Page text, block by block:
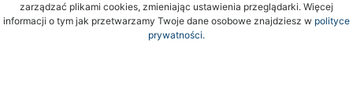
zarządzać plikami cookies, zmieniając ustawienia przeglądarki. Więcej
informacji o tym jak przetwarzamy Twoje dane osobowe znajdziesz w polityce
prywatności.